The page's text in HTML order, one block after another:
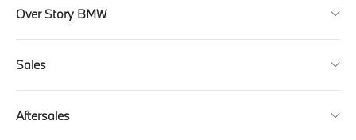
Over Story BMW
Sales
Aftersales